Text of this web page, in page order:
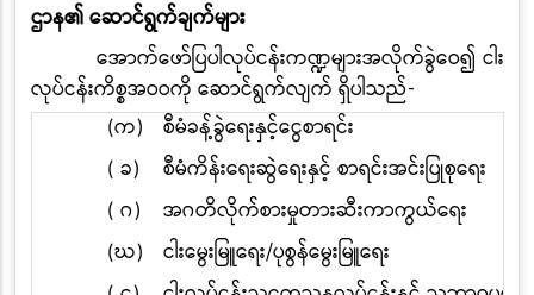
ဌာန၏ ဆောင်ရွက်ချက်များ
အောက်ဖော်ပြပါလုပ်ငန်းကဏ္ဍများအလိုက်ခွဲဝေ၍ ငါး
လုပ်ငန်းကိစ္စအဝဝကို ဆောင်ရွက်လျက် ရှိပါသည်-
(က)
စီမံခန့်ခွဲရေးနှင့်ငွေစာရင်း
( ခ)
စီမံကိန်းရေးဆွဲရေးနှင့် စာရင်းအင်းပြုစုရေး
( ဂ)
အဂတိလိုက်စားမှုတားဆီးကာကွယ်ရေး
(ဃ)
ငါးမွေးမြူရေး/ပုစွန်မွေးမြူရေး